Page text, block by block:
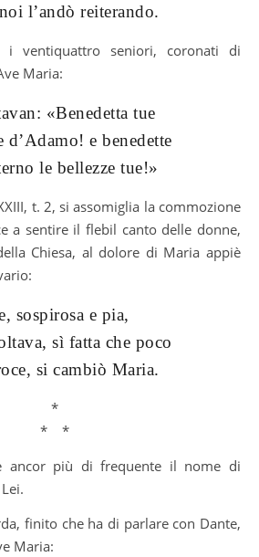
l’andò reiterando.
ventiquattro seniori, coronati di
Maria:
«Benedetta tue
e benedette
le bellezze tue!»
t. 2, si assomiglia la commozione
a sentire il flebil canto delle donne,
Chiesa, al dolore di Maria appiè
sospirosa e pia,
sì fatta che poco
si cambiò Maria.
*
* *
ancor più di frequente il nome di
finito che ha di parlare con Dante,
Maria: